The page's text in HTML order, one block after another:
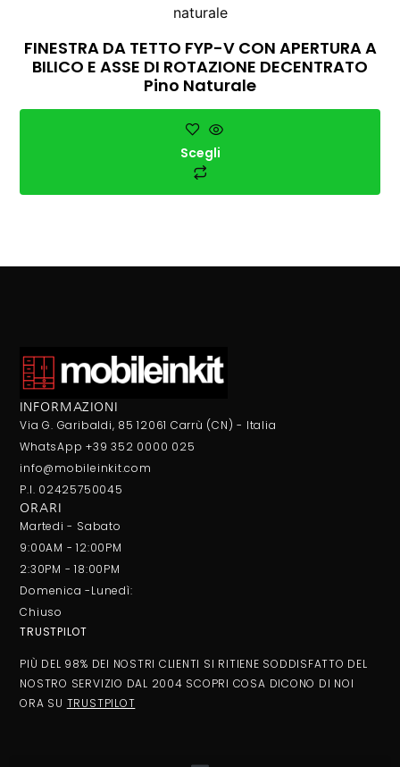
FINESTRA DA TETTO FYP-V CON APERTURA A
BILICO E ASSE DI ROTAZIONE DECENTRATO
Pino Naturale
Scegli
INFORMAZIONI
Via G. Garibaldi, 85 12061 Carrù (CN) - Italia
WhatsApp +39 352 0000 025
info@mobileinkit.com
P.I. 02425750045
ORARI
Martedi - Sabato
9:00AM - 12:00PM
2:30PM - 18:00PM
Domenica -Lunedì:
Chiuso
TRUSTPILOT
PIÙ DEL 98% DEI NOSTRI CLIENTI SI RITIENE SODDISFATTO DEL
NOSTRO SERVIZIO DAL 2004 SCOPRI COSA DICONO DI NOI
ORA SU TRUSTPILOT